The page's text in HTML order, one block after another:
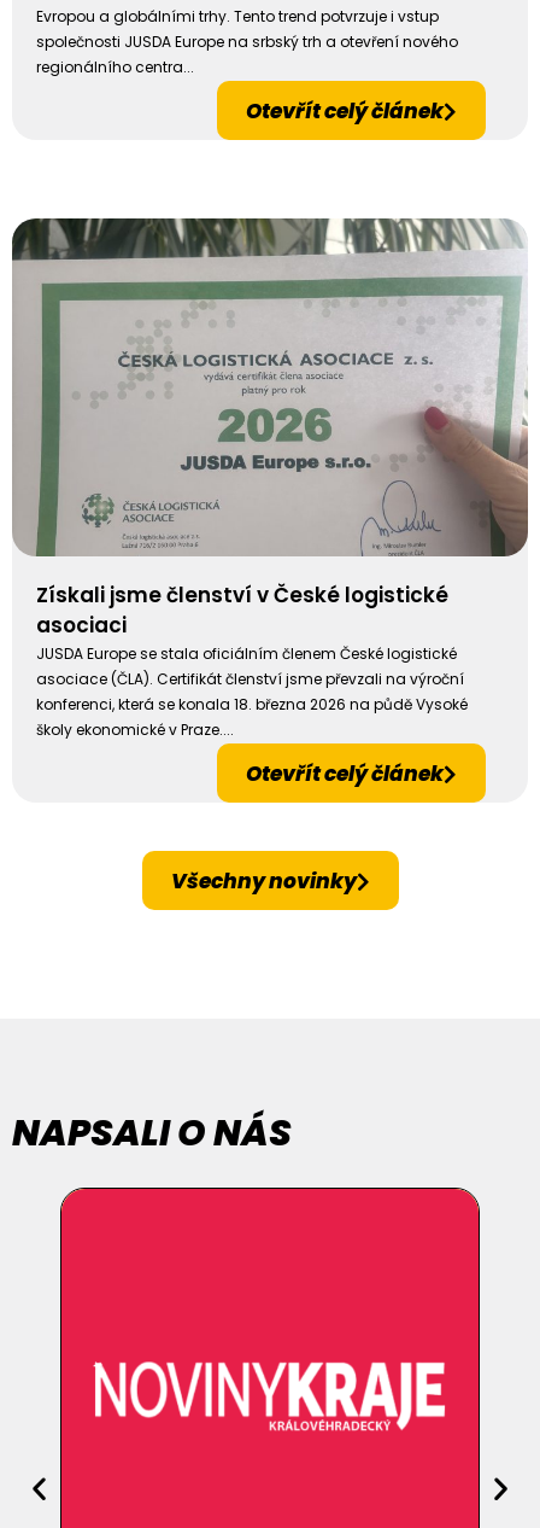
Evropou a globálními trhy. Tento trend potvrzuje i vstup
společnosti JUSDA Europe na srbský trh a otevření nového
regionálního centra...
Otevřít celý článek
Získali jsme členství v České logistické
asociaci
JUSDA Europe se stala oficiálním členem České logistické
asociace (ČLA). Certifikát členství jsme převzali na výroční
konferenci, která se konala 18. března 2026 na půdě Vysoké
školy ekonomické v Praze....
Otevřít celý článek
Všechny novinky
NAPSALI O NÁS